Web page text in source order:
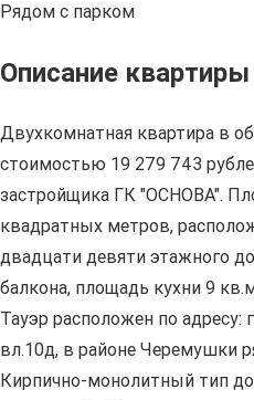
Рядом с парком
Описание квартиры
Двухкомнатная квартира в
стоимостью 19 279 743
застройщика ГК "ОСНОВА".
квадратных метров,
двадцати девяти этажного
балкона, площадь кухни 9
Тауэр расположен по адресу:
вл.10д, в районе Черемушки
Кирпично-монолитный тип